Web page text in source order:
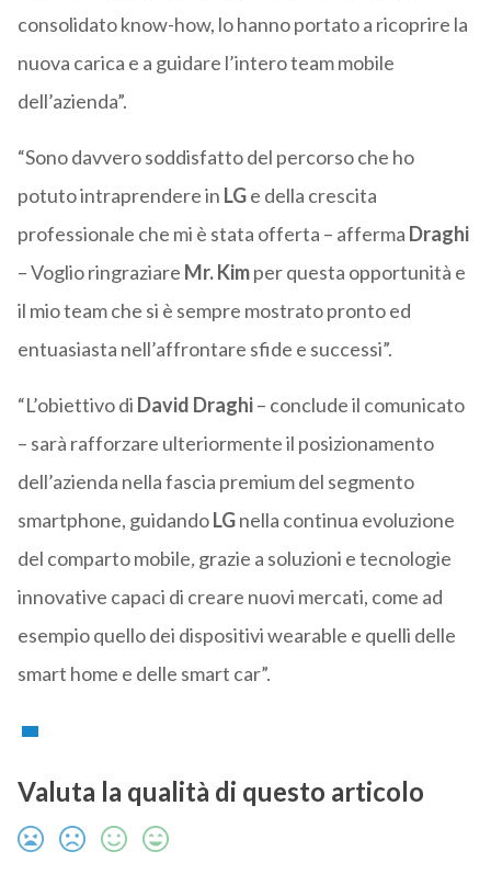
consolidato know-how, lo hanno portato a ricoprire la
nuova carica e a guidare l’intero team mobile
dell’azienda”.
“Sono davvero soddisfatto del percorso che ho
potuto intraprendere in LGe della crescita
professionale che mi è stata offerta – afferma Draghi
– Voglio ringraziare Mr. Kimper questa opportunità e
il mio team che si è sempre mostrato pronto ed
entuasiasta nell’affrontare sfide e successi”.
“L’obiettivo di David Draghi– conclude il comunicato
– sarà rafforzare ulteriormente il posizionamento
dell’azienda nella fascia premium del segmento
smartphone, guidandoLGnella continua evoluzione
del comparto mobile,grazie a soluzioni e tecnologie
innovative capaci di creare nuovi mercati, come ad
esempio quello dei dispositivi wearable e quelli delle
smart home e delle smart car”.
Valuta la qualità di questo articolo